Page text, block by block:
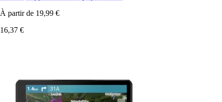
À partir de 19,99 €
16,37 €